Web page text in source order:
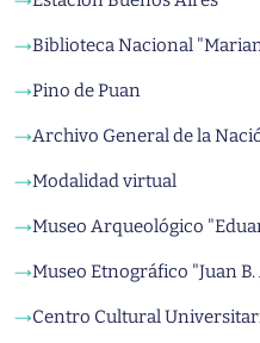
→Biblioteca Nacional
→Pino de Puan
→Archivo General de la
→Modalidad virtual
→Museo Arqueológico
→Museo Etnográfico "Juan
→Centro Cultural